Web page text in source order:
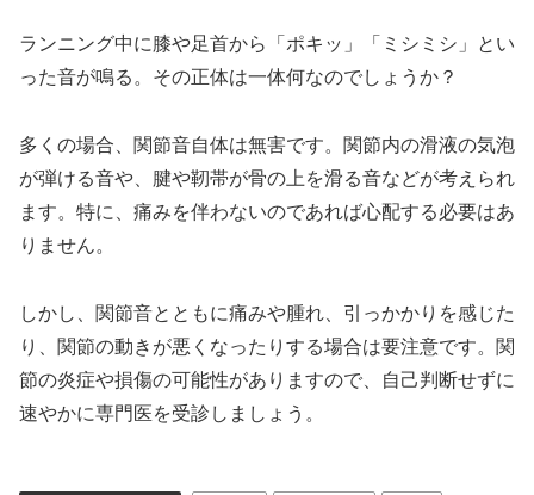
ランニング中に膝や足首から「ポキッ」「ミシミシ」とい
った音が鳴る。その正体は一体何なのでしょうか？
多くの場合、関節音自体は無害です。関節内の滑液の気泡
が弾ける音や、腱や靭帯が骨の上を滑る音などが考えられ
ます。 特に、痛みを伴わないのであれば心配する必要はあ
りません。
しかし、 関節音とともに痛みや腫れ、引っかかりを感じた
り、関節の動きが悪くなったりする場合は要注意です。 関
節の炎症や損傷の可能性がありますので、自己判断せずに
速やかに専門医を受診しましょう。